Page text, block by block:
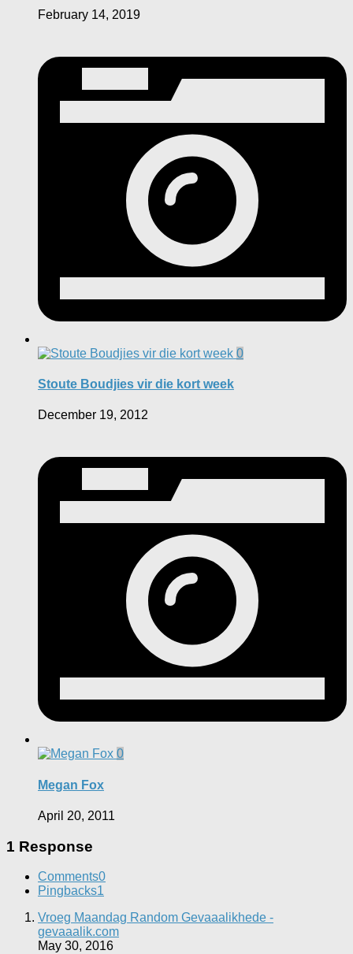
February 14, 2019
0
Stoute Boudjies vir die kort week
December 19, 2012
0
Megan Fox
April 20, 2011
1 Response
Comments0
Pingbacks1
Vroeg Maandag Random Gevaaalikhede -
gevaaalik.com
May 30, 2016